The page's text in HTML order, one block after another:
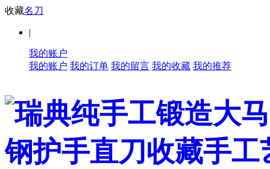
收藏名刀
|
我的账户
我的账户 我的订单 我的留言 我的收藏 我的推荐